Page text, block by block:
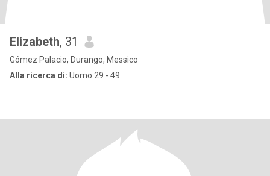
Elizabeth, 31
Gómez Palacio, Durango, Messico
Alla ricerca di: Uomo 29 - 49